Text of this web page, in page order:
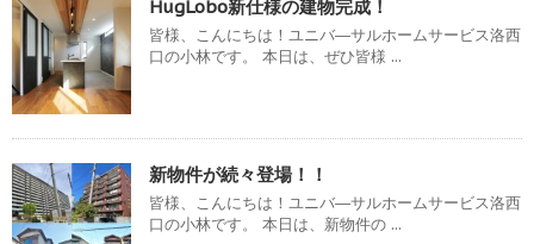
HugLobo新仕様の建物完成！
皆様、こんにちは！ユニバ―サルホームサービス洛西
口の小林です。 本日は、ぜひ皆様 ...
新物件が続々登場！！
皆様、こんにちは！ユニバ―サルホームサービス洛西
口の小林です。 本日は、新物件の ...